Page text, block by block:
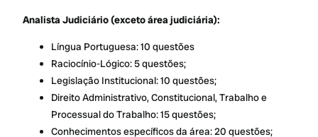
Analista Judiciário (exceto área judiciária):
Língua Portuguesa: 10 questões
Raciocínio-Lógico: 5 questões;
Legislação Institucional: 10 questões;
Direito Administrativo, Constitucional, Trabalho e
Processual do Trabalho: 15 questões;
Conhecimentos específicos da área: 20 questões;